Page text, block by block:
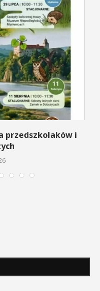
przedszkolaków i